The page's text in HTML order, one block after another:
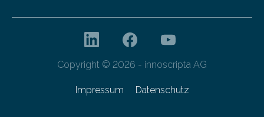
Copyright © 2026 - innoscripta AG
Impressum Datenschutz